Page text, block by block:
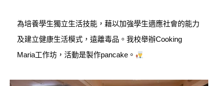
為培養學生獨立生活技能，藉以加強學生適應社會的能力
及建立健康生活模式，遠離毒品。我校舉辦Cooking
Maria工作坊，活動是製作pancake。